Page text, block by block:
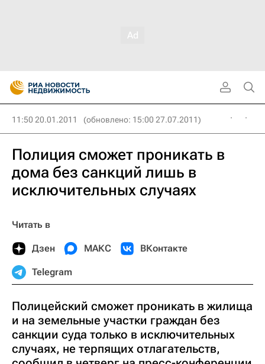
11:50 20.01.2011 (обновлено: 15:00 27.07.2011)
Полиция сможет проникать в
дома без санкций лишь в
исключительных случаях
Читать в
Дзен МАКС ВКонтакте
Telegram
Полицейский сможет проникать в жилища
и на земельные участки граждан без
санкции суда только в исключительных
случаях, не терпящих отлагательств,